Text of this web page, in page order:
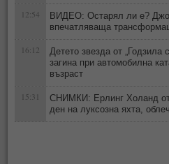
12:54
ВИДЕО: Остарял ли е?
впечатляваща
16:12
Детето звезда от
загина при автомобилна
възраст
15:31
СНИМКИ: Ерлинг Холанд
ден на луксозна яхта,